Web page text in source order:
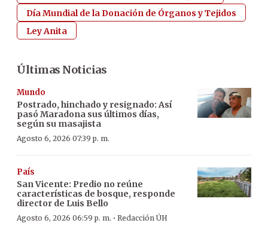
Día Mundial de la Donación de Órganos y Tejidos
Ley Anita
Últimas Noticias
Mundo
Postrado, hinchado y resignado: Así
pasó Maradona sus últimos días,
según su masajista
Agosto 6, 2026 07:39 p. m.
País
San Vicente: Predio no reúne
características de bosque, responde
director de Luis Bello
Agosto 6, 2026 06:59 p. m. · Redacción ÚH